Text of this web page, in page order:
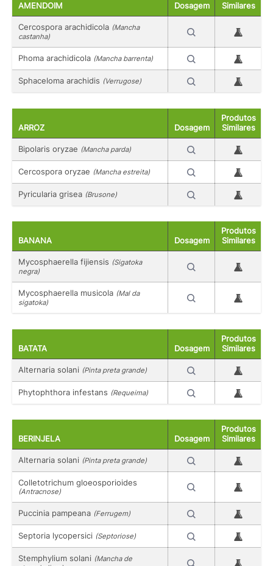
AMENDOIM Dosagem
Similares
Cercospora arachidicola (Mancha
castanha)
Phoma arachidicola (Mancha barrenta)
Sphaceloma arachidis (Verrugose)
ARROZ Dosagem
Produtos
Similares
Bipolaris oryzae (Mancha parda)
Cercospora oryzae (Mancha estreita)
Pyricularia grisea (Brusone)
BANANA Dosagem
Produtos
Similares
Mycosphaerella fijiensis (Sigatoka
negra)
Mycosphaerella musicola (Mal da
sigatoka)
BATATA Dosagem
Produtos
Similares
Alternaria solani (Pinta preta grande)
Phytophthora infestans (Requeima)
BERINJELA Dosagem
Produtos
Similares
Alternaria solani (Pinta preta grande)
Colletotrichum gloeosporioides
(Antracnose)
Puccinia pampeana (Ferrugem)
Septoria lycopersici (Septoriose)
Stemphylium solani (Mancha de